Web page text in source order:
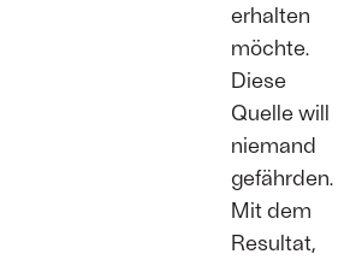
erhalten
möchte.
Diese
Quelle will
niemand
gefährden.
Mit dem
Resultat,